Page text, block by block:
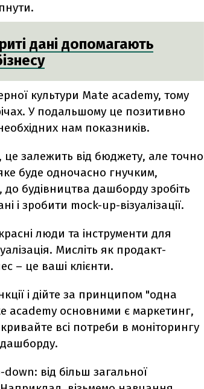
дані допомагають
культури Mate academy, тому
У подальшому це позитивно
нам показників.
залежить від бюджету, але точно
буде одночасно гнучким,
будівництва дашборду зробіть
і зробити mock-up-візуалізації.
люди та інструменти для
Мисліть як продакт-
– це ваші клієнти.
і дійте за принципом "одна
academy основними є маркетинг,
всі потреби в моніторингу
від більш загальної